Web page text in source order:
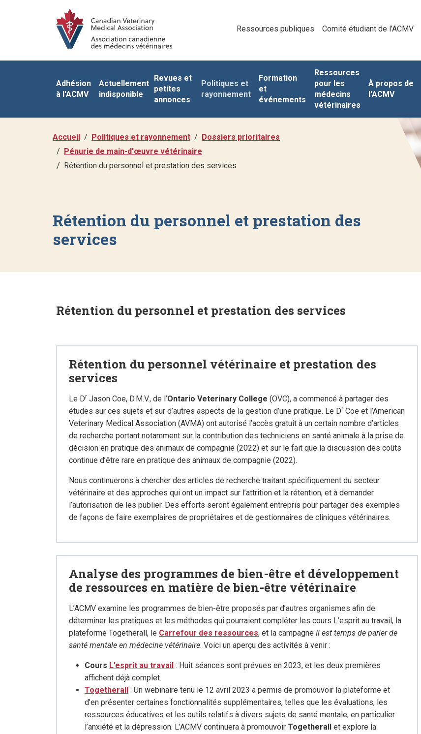
Ressources publiques Comité étudiant de l’ACMV
Adhésion
à l'ACMV
Actuellement
indisponible
Revues et
petites
annonces
Politiques et
rayonnement
Formation
et
événements
Ressources
pour les
médecins
vétérinaires
À propos de
l'ACMV
Accueil Politiques et rayonnement
Dossiers prioritaires
Pénurie de main-d'œuvre vétérinaire
Rétention du personnel et prestation des services
Rétention du personnel et prestation des
services
Rétention du personnel et prestation des services
Rétention du personnel vétérinaire et prestation des
services
Le Dr Jason Coe, D.M.V., de l’Ontario Veterinary College (OVC), a commencé à partager des
études sur ces sujets et sur d’autres aspects de la gestion d’une pratique. Le Dr Coe et l’American
Veterinary Medical Association (AVMA) ont autorisé l’accès gratuit à un certain nombre d’articles
de recherche portant notamment sur la contribution des techniciens en santé animale à la prise de
décision en pratique des animaux de compagnie (2022) et sur le fait que la discussion des coûts
continue d’être rare en pratique des animaux de compagnie (2022).
Nous continuerons à chercher des articles de recherche traitant spécifiquement du secteur
vétérinaire et des approches qui ont un impact sur l’attrition et la rétention, et à demander
l’autorisation de les publier. Des efforts seront également entrepris pour partager des exemples
de façons de faire exemplaires de propriétaires et de gestionnaires de cliniques vétérinaires.
Analyse des programmes de bien-être et développement
de ressources en matière de bien-être vétérinaire
L’ACMV examine les programmes de bien-être proposés par d’autres organismes afin de
déterminer les pratiques et les méthodes qui pourraient compléter les cours L’esprit au travail, la
plateforme Togetherall, le Carrefour des ressources, et la campagne Il est temps de parler de
santé mentale en médecine vétérinaire. Voici un aperçu des activités à venir :
Cours L’esprit au travail : Huit séances sont prévues en 2023, et les deux premières
affichent déjà complet.
Togetherall : Un webinaire tenu le 12 avril 2023 a permis de promouvoir la plateforme et
d’en présenter certaines fonctionnalités supplémentaires, telles que les évaluations, les
ressources éducatives et les outils relatifs à divers sujets de santé mentale, en particulier
l’anxiété et la dépression. L’ACMV continuera à promouvoir Togetherall et explore la